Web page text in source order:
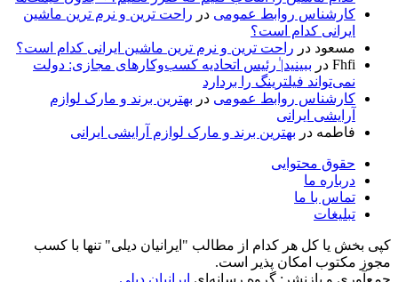
کارشناس روابط عمومی در راحت ترین و نرم ترین ماشین
ایرانی کدام است؟
مسعود در راحت ترین و نرم ترین ماشین ایرانی کدام است؟
Fhfi در ببینید| ٰرئیس اتحادیه کسب‌وکارهای مجازی: دولت
نمی‌تواند فیلترینگ را بردارد
کارشناس روابط عمومی در بهترین برند و مارک لوازم
آرایشی ایرانی
فاطمه در بهترین برند و مارک لوازم آرایشی ایرانی
حقوق محتوایی
درباره ما
تماس با ما
تبلیغات
کپی بخش یا کل هر کدام از مطالب "ایرانیان دیلی" تنها با کسب
مجوز مکتوب امکان پذیر است.